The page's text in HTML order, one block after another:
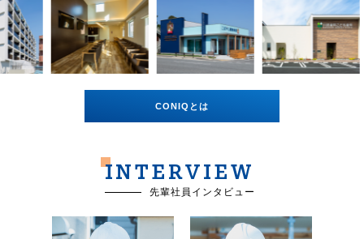
CONIQとは
INTERVIEW
先輩社員インタビュー